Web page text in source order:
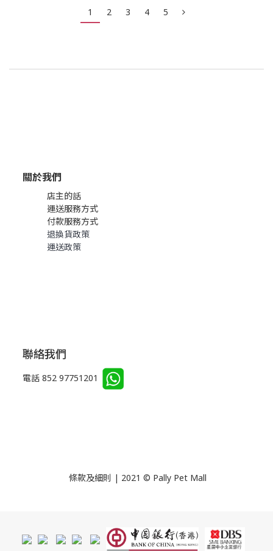
1 2 3 4 5
關於我們
店主的話
運送服務方式
付款服務方式
退換貨政策
運送政策
聯絡我們
電話 852 97751201
條款及細則 | 2021 © Pally Pet Mall